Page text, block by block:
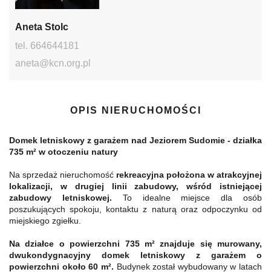
Aneta Stolc
tel. 664644181
aneta@kcn.org.pl
OPIS NIERUCHOMOŚCI
Domek letniskowy z garażem nad Jeziorem Sudomie - działka
735 m² w otoczeniu natury
Na sprzedaż nieruchomość rekreacyjna położona w atrakcyjnej
lokalizacji, w drugiej linii zabudowy, wśród istniejącej
zabudowy letniskowej. To idealne miejsce dla osób
poszukujących spokoju, kontaktu z naturą oraz odpoczynku od
miejskiego zgiełku.
Na działce o powierzchni 735 m² znajduje się murowany,
dwukondygnacyjny domek letniskowy z garażem o
powierzchni około 60 m². Budynek został wybudowany w latach